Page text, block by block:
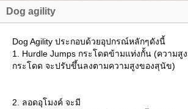
Dog agility
Dog Agility ประกอบด้วยอุปกรณ์หลักๆดังนี้
1. Hurdle Jumps กระโดดข้ามแท่งกั้น (ความสู
กระโดด จะปรับขึ้นลงตามความสูงของสุนัข)
2. ลอดอุโมงค์ จะมี